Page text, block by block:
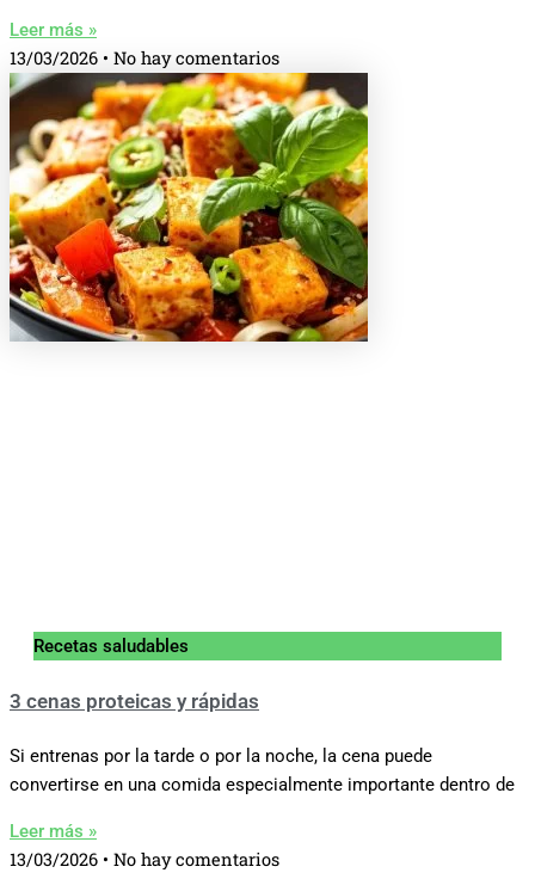
Leer más »
13/03/2026 No hay comentarios
Recetas saludables
3 cenas proteicas y rápidas
Si entrenas por la tarde o por la noche, la cena puede
convertirse en una comida especialmente importante dentro de
Leer más »
13/03/2026 No hay comentarios